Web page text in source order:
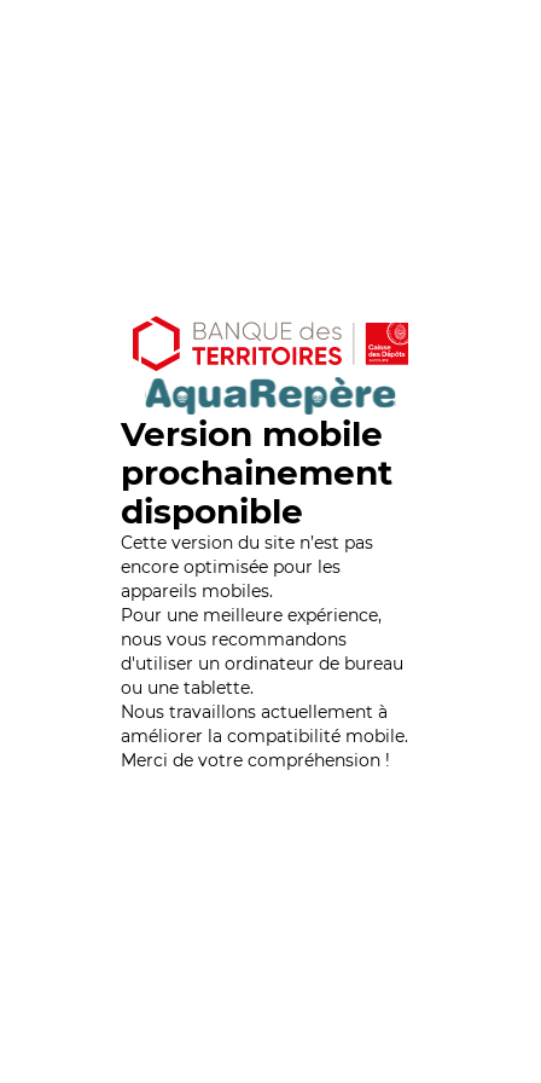
Version mobile
prochainement
disponible
Cette version du site n’est pas
encore optimisée pour les
appareils mobiles.
Pour une meilleure expérience,
nous vous recommandons
d'utiliser un ordinateur de bureau
ou une tablette.
Nous travaillons actuellement à
améliorer la compatibilité mobile.
Merci de votre compréhension !